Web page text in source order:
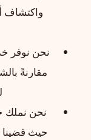
واكتشاف
نحن نوفر
مقارنةً
نحن نملك
حيث